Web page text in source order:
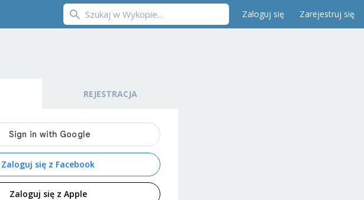
Zaloguj się Zarejestruj się
REJESTRACJA
Zaloguj się z Facebook
Zaloguj się z Apple